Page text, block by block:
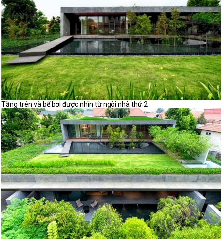
Tầng trên và bể bơi được nhìn từ ngôi nhà thứ 2